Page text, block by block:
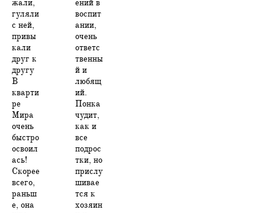
жали,
гуляли
с ней,
привы
кали
друг к
другу
В
кварти
ре
Мира
очень
быстро
освоил
ась!
Скорее
всего,
раньш
е, она
ений в
воспит
ании,
очень
ответс
твенны
й и
любящ
ий.
Понка
чудит,
как и
все
подрос
тки, но
прислу
шивае
тся к
хозяин